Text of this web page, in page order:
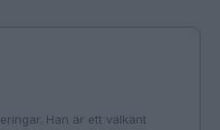
Han är ett välkänt